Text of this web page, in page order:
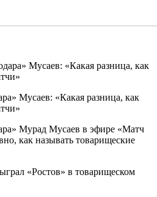
Мусаев: «Какая разница, как
Мурад Мусаев в эфире «Матч
как называть товарищеские
«Ростов» в товарищеском